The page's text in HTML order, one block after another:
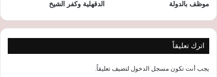
موظف بالدولة
الدقهلية وكفر الشيخ
اترك تعليقاً
يجب أنت تكون مسجل الدخول لتضيف تعليقاً.